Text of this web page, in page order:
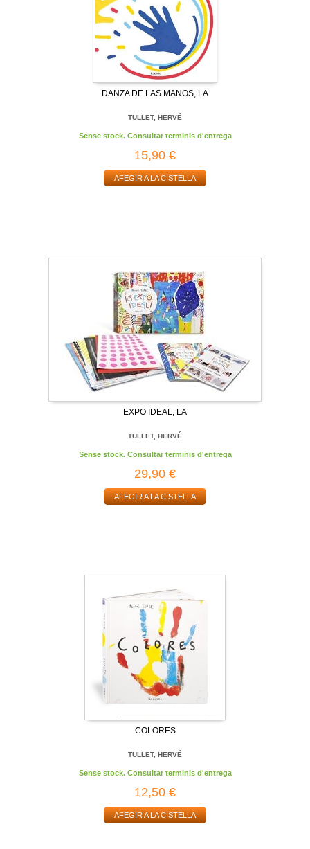
DANZA DE LAS MANOS, LA
TULLET, HERVÉ
Sense stock. Consultar terminis d'entrega
15,90 €
AFEGIR A LA CISTELLA
EXPO IDEAL, LA
TULLET, HERVÉ
Sense stock. Consultar terminis d'entrega
29,90 €
AFEGIR A LA CISTELLA
COLORES
TULLET, HERVÉ
Sense stock. Consultar terminis d'entrega
12,50 €
AFEGIR A LA CISTELLA